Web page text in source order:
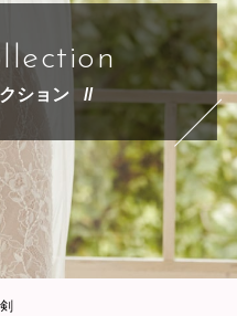
ション